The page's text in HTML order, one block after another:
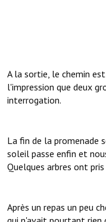
A la sortie, le chemin
l'impression que deux
interrogation.
La fin de la promenade
soleil passe enfin et
Quelques arbres ont
Après un repas un peu